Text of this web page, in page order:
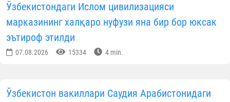
Ўзбекистондаги Ислом цивилизацияси
марказининг халқаро нуфузи яна бир бор юксак
эътироф этилди
07.08.2026 15334 4 min.
Ўзбекистон вакиллари Саудия Арабистонидаги